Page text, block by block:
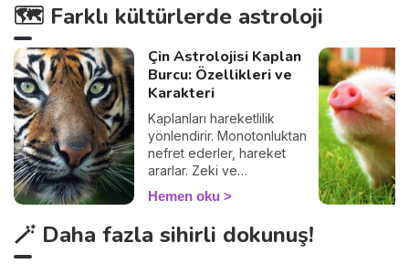
🗺️ Farklı kültürlerde astroloji
Çin Astrolojisi Kaplan
Burcu: Özellikleri ve
Karakteri
Kaplanları hareketlilik
yönlendirir. Monotonluktan
nefret ederler, hareket
ararlar. Zeki ve
karizmatiktirler.
Hemen oku
🪄 Daha fazla sihirli dokunuş!